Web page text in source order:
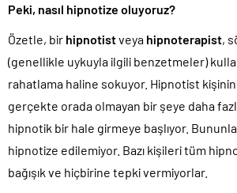
Peki, nasıl hipnotize oluyoruz?
Özetle, bir hipnotistveya hipnoterapist,
(genellikle uykuyla ilgili benzetmeler)
rahatlama haline sokuyor. Hipnotist
gerçekte orada olmayan bir şeye daha
hipnotik bir hale girmeye başlıyor.
hipnotize edilemiyor. Bazı kişileri tüm
bağışık ve hiçbirine tepki vermiyorlar.